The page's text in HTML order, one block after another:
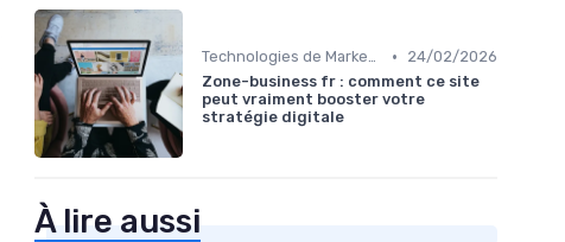
Technologies de Marketing Digital •
24/02/2026
Zone-business fr : comment ce site
peut vraiment booster votre
stratégie digitale
À lire aussi